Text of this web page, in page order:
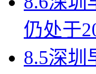
仍处于
8.5深圳